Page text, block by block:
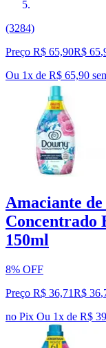
(3284)
Preço R$ 65,90R$ 65,
Ou 1x de R$ 65,90
Amaciante
Concentrado
150ml
8% OFF
Preço R$ 36,71R$ 36,
no Pix Ou 1x de R$